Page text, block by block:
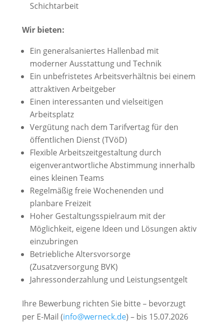
Schichtarbeit
Wir bieten:
Ein generalsaniertes Hallenbad mit
moderner Ausstattung und Technik
Ein unbefristetes Arbeitsverhältnis bei einem
attraktiven Arbeitgeber
Einen interessanten und vielseitigen
Arbeitsplatz
Vergütung nach dem Tarifvertag für den
öffentlichen Dienst (TVöD)
Flexible Arbeitszeitgestaltung durch
eigenverantwortliche Abstimmung innerhalb
eines kleinen Teams
Regelmäßig freie Wochenenden und
planbare Freizeit
Hoher Gestaltungsspielraum mit der
Möglichkeit, eigene Ideen und Lösungen aktiv
einzubringen
Betriebliche Altersvorsorge
(Zusatzversorgung BVK)
Jahressonderzahlung und Leistungsentgelt
Ihre Bewerbung richten Sie bitte – bevorzugt
per E-Mail (info@werneck.de) – bis 15.07.2026